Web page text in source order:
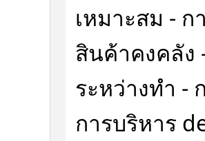
เหมาะสม -
สินค้าคงคลัง
ระหว่างทำ -
การบริหาร